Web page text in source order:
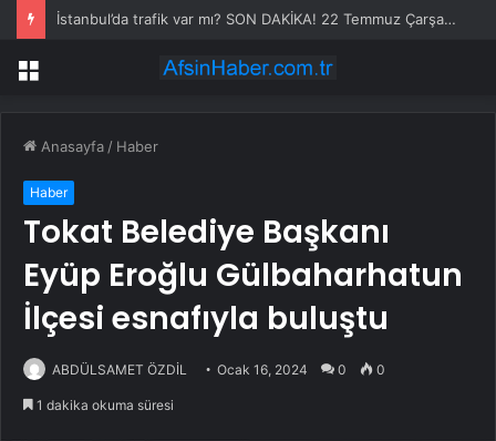
İstanbul’da trafik var mı? SON DAKİKA! 22 Temmuz Çarşamba hangi ilçelerde trafik var, hangi yollar kapalı?
Menü
Anasayfa / Haber
Haber
Tokat Belediye Başkanı
Eyüp Eroğlu Gülbaharhatun
İlçesi esnafıyla buluştu
ABDÜLSAMET ÖZDİL Ocak 16, 2024 0 0
1 dakika okuma süresi